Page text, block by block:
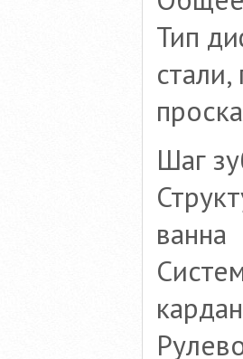
Тип
Шаг
ванна